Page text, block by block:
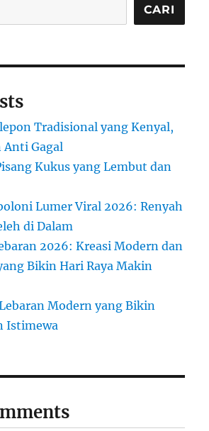
dan
Mudah
CARI
Tradisional yang Kenyal,
Anti Gagal
Kukus yang Lembut dan
Lumer Viral 2026: Renyah
di Dalam
2026: Kreasi Modern dan
Bikin Hari Raya Makin
Modern yang Bikin
Istimewa